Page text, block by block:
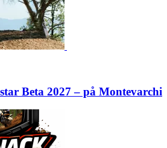
Beta 2027 – på Montevarchi